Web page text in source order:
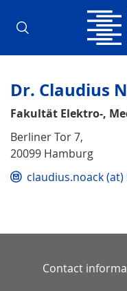
Dr. Claudius
Fakultät Elektro-,
Berliner Tor 7,
20099 Hamburg
claudius.noack
Contact